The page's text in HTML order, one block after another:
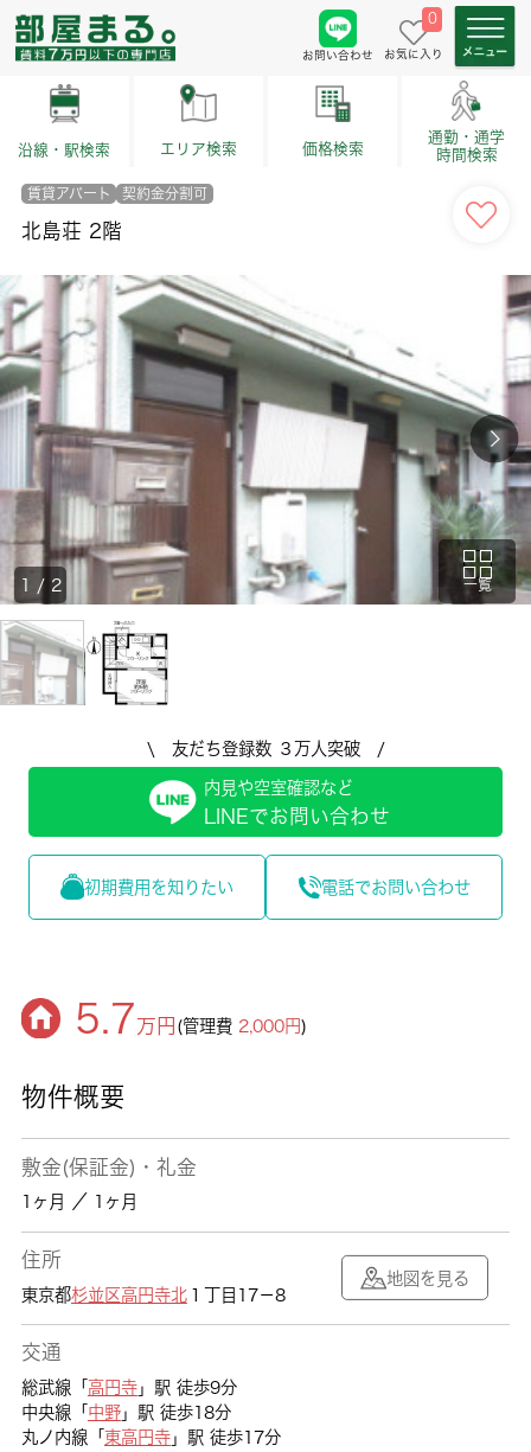
お問い合わせ
0
お気に入り
沿線・駅検索 エリア検索 価格検索
通勤・通学
時間検索
賃貸アパート 契約金分割可
北島荘 2階
一覧
1 / 2
\ 友だち登録数 ３万人突破 /
内見や空室確認など
LINEでお問い合わせ
初期費用を知りたい 電話でお問い合わせ
5.7万円 (管理費 2,000円)
物件概要
敷金(保証金)・礼金
1ヶ月 ／ 1ヶ月
住所
東京都杉並区高円寺北１丁目17－8
地図を見る
交通
総武線「 高円寺」駅 徒歩9分
中央線「 中野」駅 徒歩18分
丸ノ内線「 東高円寺」駅 徒歩17分